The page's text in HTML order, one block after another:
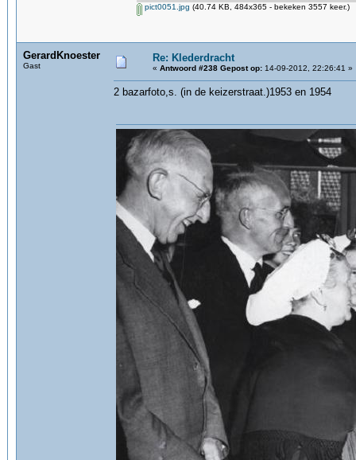
pict0051.jpg (40.74 KB, 484x365 - bekeken 3557 keer.)
GerardKnoester
Gast
Re: Klederdracht
« Antwoord #238 Gepost op: 14-09-2012, 22:26:41 »
2 bazarfoto,s. (in de keizerstraat.)1953 en 1954